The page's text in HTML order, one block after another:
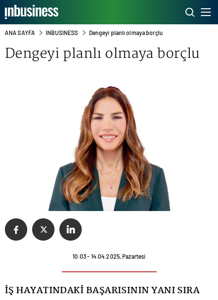
ANA SAYFA INBUSINESS Dengeyi planlı olmaya borçlu
Dengeyi planlı olmaya borçlu
10:03 - 14.04.2025, Pazartesi
İŞ HAYATINDAKİ BAŞARISININ YANI SIRA